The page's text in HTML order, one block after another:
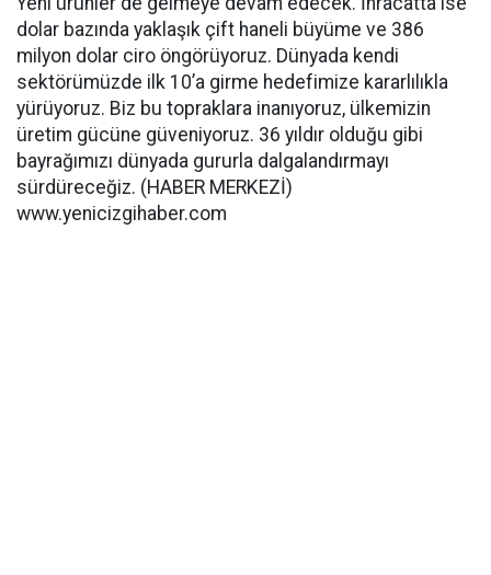
dolar bazında yaklaşık çift haneli büyüme ve 386
milyon dolar ciro öngörüyoruz. Dünyada kendi
sektörümüzde ilk 10’a girme hedefimize kararlılıkla
yürüyoruz. Biz bu topraklara inanıyoruz, ülkemizin
üretim gücüne güveniyoruz. 36 yıldır olduğu gibi
bayrağımızı dünyada gururla dalgalandırmayı
sürdüreceğiz. (HABER MERKEZİ)
www.yenicizgihaber.com